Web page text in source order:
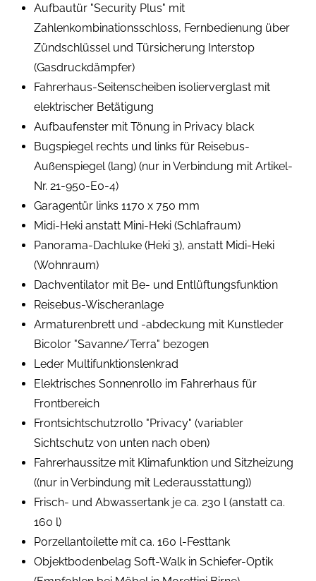
Aufbautür "Security Plus" mit
Zahlenkombinationsschloss, Fernbedienung über
Zündschlüssel und Türsicherung Interstop
(Gasdruckdämpfer)
Fahrerhaus-Seitenscheiben isolierverglast mit
elektrischer Betätigung
Aufbaufenster mit Tönung in Privacy black
Bugspiegel rechts und links für Reisebus-
Außenspiegel (lang) (nur in Verbindung mit Artikel-
Nr. 21-950-E0-4)
Garagentür links 1170 x 750 mm
Midi-Heki anstatt Mini-Heki (Schlafraum)
Panorama-Dachluke (Heki 3), anstatt Midi-Heki
(Wohnraum)
Dachventilator mit Be- und Entlüftungsfunktion
Reisebus-Wischeranlage
Armaturenbrett und -abdeckung mit Kunstleder
Bicolor "Savanne/Terra" bezogen
Leder Multifunktionslenkrad
Elektrisches Sonnenrollo im Fahrerhaus für
Frontbereich
Frontsichtschutzrollo "Privacy" (variabler
Sichtschutz von unten nach oben)
Fahrerhaussitze mit Klimafunktion und Sitzheizung
((nur in Verbindung mit Lederausstattung))
Frisch- und Abwassertank je ca. 230 l (anstatt ca.
160 l)
Porzellantoilette mit ca. 160 l-Festtank
Objektbodenbelag Soft-Walk in Schiefer-Optik